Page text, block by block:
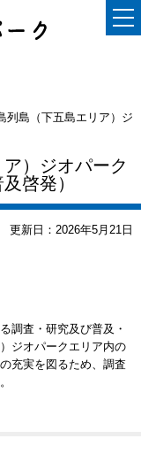
列島（下五島エリア）ジ
ア）ジオパーク
啓発）
更新日：2026年5月21日
調査・研究及び普及・
ジオパークエリア内の
充実を図るため、調査